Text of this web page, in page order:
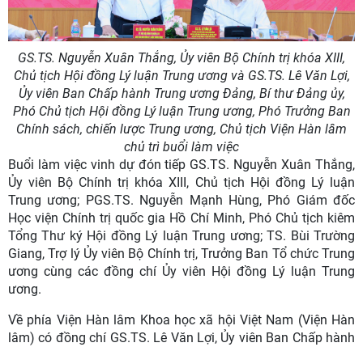
GS.TS. Nguyễn Xuân Thắng, Ủy viên Bộ Chính trị khóa XIII,
Chủ tịch Hội đồng Lý luận Trung ương và GS.TS. Lê Văn Lợi,
Ủy viên Ban Chấp hành Trung ương Đảng, Bí thư Đảng ủy,
Phó Chủ tịch Hội đồng Lý luận Trung ương, Phó Trưởng Ban
Chính sách, chiến lược Trung ương, Chủ tịch Viện Hàn lâm
chủ trì buổi làm việc
Buổi làm việc vinh dự đón tiếp GS.TS. Nguyễn Xuân Thắng,
Ủy viên Bộ Chính trị khóa XIII, Chủ tịch Hội đồng Lý luận
Trung ương; PGS.TS. Nguyễn Mạnh Hùng, Phó Giám đốc
Học viện Chính trị quốc gia Hồ Chí Minh, Phó Chủ tịch kiêm
Tổng Thư ký Hội đồng Lý luận Trung ương; TS. Bùi Trường
Giang, Trợ lý Ủy viên Bộ Chính trị, Trưởng Ban Tổ chức Trung
ương cùng các đồng chí Ủy viên Hội đồng Lý luận Trung
ương.
Về phía Viện Hàn lâm Khoa học xã hội Việt Nam (Viện Hàn
lâm) có đồng chí GS.TS. Lê Văn Lợi, Ủy viên Ban Chấp hành